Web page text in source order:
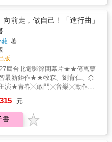
譽不斷，好萊塢當紅票房與獎項
詳述心路歷程： 朱浩偉執導的
票房兼具，2025年達到生涯新高
狂富豪》為史上第6賣座的浪漫喜
啟用的亞裔演員均躍為好萊塢一
法壞女巫》獲奧斯卡10項提名。
選擇電影獎最佳導演、廣播影評
導演等大獎。4.經典電影幕後故
，一次公開： 從史蒂芬史匹
、楊紫瓊、賈伯斯、巨石強森、
。5.不只是傳記，也是文化運動
勵志性： 幽默，勵志，跨越個人
，提供每個人檢視自身故事的好
兩家，放映片目在《台灣日日新
發展，芳乃亭與世界館的競爭逐
家都設法引入日活、天活的作
主打辯士的廣告。到了1920年
館持續進化，修建新館，台灣的
新的境界。 在日治時期，日
像是什麼？在1920年前後來台灣
之夢》（1918）與《佛陀之瞳》
台灣洋溢著異國情調。其中根深
是原住民乃至吳鳳神話，從《哀
）、《阿里山俠兒》（1927）到
（1932）都是如此。日本總督府
的神話，也成為日本國定教科書
1920年代中期開始，台灣掀起
熱。受歡迎的類型主要有武俠奇
行進管樂隊的高中生，面臨社團
，決定用音樂進行革命、不顧一
己夢想的故事！改編自建中樂旗
，由牧森、劉育仁、余杰恩三位
影在行進管樂的震撼與魅力中，
中曾有過的自我找尋與掙扎抉
分世代的青春共鳴。本書訪談創
成員和三位主要演員，暢談製作
後與甘苦心情，同時收錄劇中精
電影籌備、拍攝過程，不僅呈現
浪漫與堅持。
向前走，做自己﹗「進行曲」
蘋 著
版
屆台北電影節閉幕片★★億萬票
最新鉅作★★牧森、劉育仁、余
演★青春╳敢鬥╳音樂╳動作挑
｜電影《進行曲》由《角頭》系
，聯手《痞子英雄》編劇陳慧
再唱》監製陳鴻元、金獎電影配
315 元
書